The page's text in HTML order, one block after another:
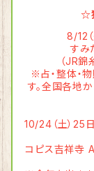
☆
8/12
すみ
（JR
※占・整体・
す。全国各地
10/24（土）25
コピス吉祥寺